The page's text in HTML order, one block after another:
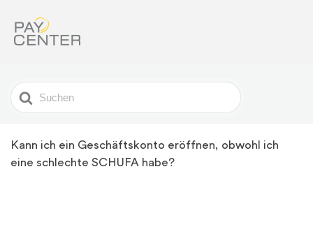
Search
For
Kann ich ein Geschäftskonto eröffnen, obwohl ich
eine schlechte SCHUFA habe?